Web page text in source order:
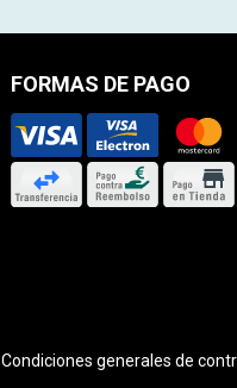
FORMAS DE PAGO
Condiciones generales de